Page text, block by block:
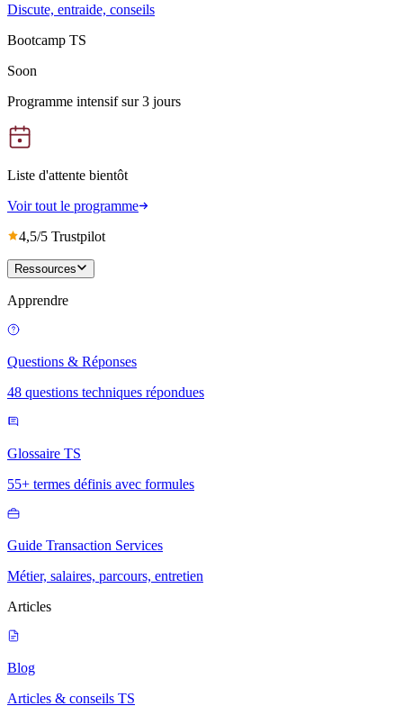
Discute, entraide, conseils
Bootcamp TS
Soon
Programme intensif sur 3 jours
Liste d'attente bientôt
Voir tout le programme
4,5/5 Trustpilot
Ressources
Apprendre
Questions & Réponses
48 questions techniques répondues
Glossaire TS
55+ termes définis avec formules
Guide Transaction Services
Métier, salaires, parcours, entretien
Articles
Blog
Articles & conseils TS